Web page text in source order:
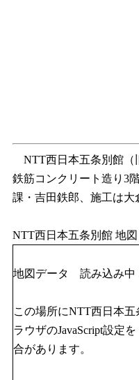
NTT西日本五条別館（
鉄筋コンクリート造り3
課・吉田鉄郎、施工は大
NTT西日本五条別館 地図
地図データ 読み込み中
この場所にNTT西日本
ラウザのJavaScript設定
合があります。